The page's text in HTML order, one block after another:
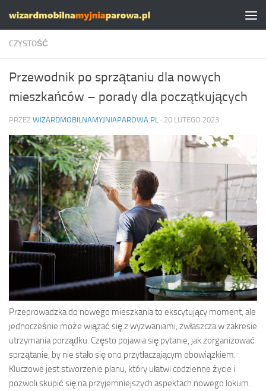
Skip to content
CZYSTOŚĆ
Przewodnik po sprzątaniu dla nowych
mieszkańców – porady dla początkujących
PRZEZ WIZARDMOBILNAMYJNIAPAROWA.PL · 20 LUTEGO 2023
Przeprowadzka do nowego mieszkania to ekscytujący moment, ale
jednocześnie może wiązać się z wyzwaniami, zwłaszcza w zakresie
utrzymania porządku. Często pojawia się pytanie, jak zorganizować
sprzątanie, by nie stało się ono przytłaczającym obowiązkiem.
Kluczowe jest stworzenie planu, który ułatwi codzienne życie i
pozwoli skupić się na przyjemniejszych aspektach nowego lokum.